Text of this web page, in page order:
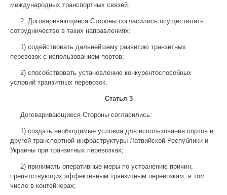
международных транспортных связей.
2. Договаривающиеся Стороны согласились осуществлять
сотрудничество в таких направлениях:
1) содействовать дальнейшему развитию транзитных
перевозок с использованием портов;
2) способствовать установлению конкурентоспособных
условий транзитных перевозок.
Статья 3
Договаривающиеся Стороны согласились:
1) создать необходимые условия для использования портов и
другой транспортной инфраструктуры Латвийской Республики и
Украины при транзитных перевозках;
2) принимать оперативные меры по устранению причин,
препятствующих эффективным транзитным перевозкам, в том
числе в контейнерах;